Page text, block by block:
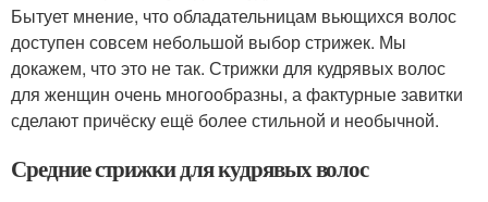
Бытует мнение, что обладательницам вьющихся волос
доступен совсем небольшой выбор стрижек. Мы
докажем, что это не так. Стрижки для кудрявых волос
для женщин очень многообразны, а фактурные завитки
сделают причёску ещё более стильной и необычной.
Средние стрижки для кудрявых волос